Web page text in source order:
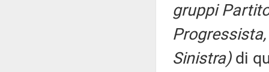
gruppi
Sinistra)di